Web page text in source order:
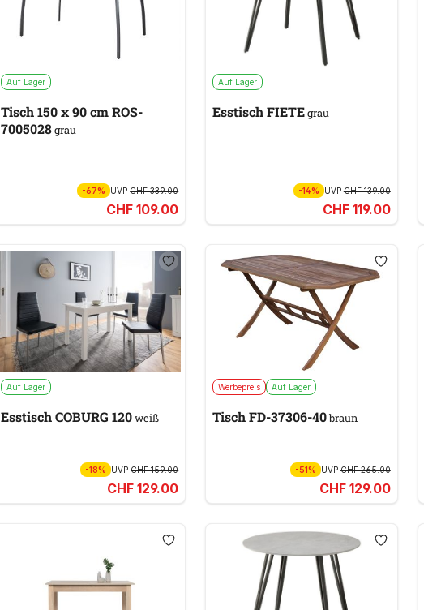
Auf Lager
Tisch 150 x 90 cm ROS-
7005028grau
-67% UVPCHF 339.00
CHF 109.00
Auf Lager
Esstisch FIETEgrau
-14% UVPCHF 139.00
CHF 119.00
Auf Lager
Esstisch COBURG 120weiß
-18% UVPCHF 159.00
CHF 129.00
Werbepreis Auf Lager
Tisch FD-37306-40braun
-51% UVPCHF 265.00
CHF 129.00